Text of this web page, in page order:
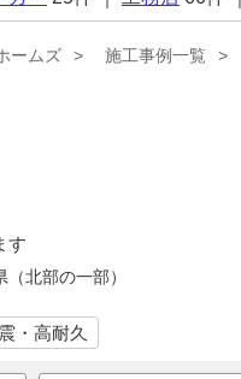
ームズ 施工事例一覧
す
北部の一部）
・高耐久